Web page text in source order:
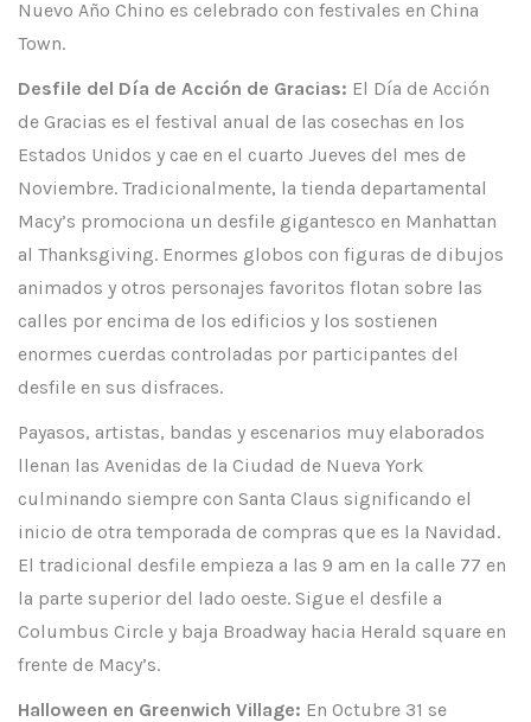
Nuevo Año Chino es celebrado con festivales en China
Town.
Desfile del Día de Acción de Gracias: El Día de Acción
de Gracias es el festival anual de las cosechas en los
Estados Unidos y cae en el cuarto Jueves del mes de
Noviembre. Tradicionalmente, la tienda departamental
Macy’s promociona un desfile gigantesco en Manhattan
al Thanksgiving. Enormes globos con figuras de dibujos
animados y otros personajes favoritos flotan sobre las
calles por encima de los edificios y los sostienen
enormes cuerdas controladas por participantes del
desfile en sus disfraces.
Payasos, artistas, bandas y escenarios muy elaborados
llenan las Avenidas de la Ciudad de Nueva York
culminando siempre con Santa Claus significando el
inicio de otra temporada de compras que es la Navidad.
El tradicional desfile empieza a las 9 am en la calle 77 en
la parte superior del lado oeste. Sigue el desfile a
Columbus Circle y baja Broadway hacia Herald square en
frente de Macy’s.
Halloween en Greenwich Village: En Octubre 31 se